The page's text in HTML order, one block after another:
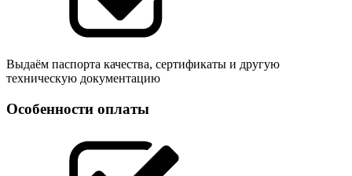
Выдаём паспорта качества, сертификаты и другую
техническую документацию
Особенности оплаты